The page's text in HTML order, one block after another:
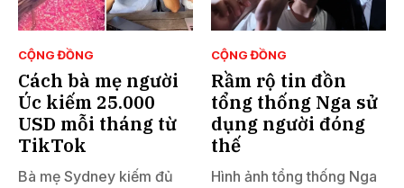
CỘNG ĐỒNG
Cách bà mẹ người
Úc kiếm 25.000
USD mỗi tháng từ
TikTok
Bà mẹ Sydney kiếm đủ
CỘNG ĐỒNG
Rầm rộ tin đồn
tổng thống Nga sử
dụng người đóng
thế
Hình ảnh tổng thống Nga